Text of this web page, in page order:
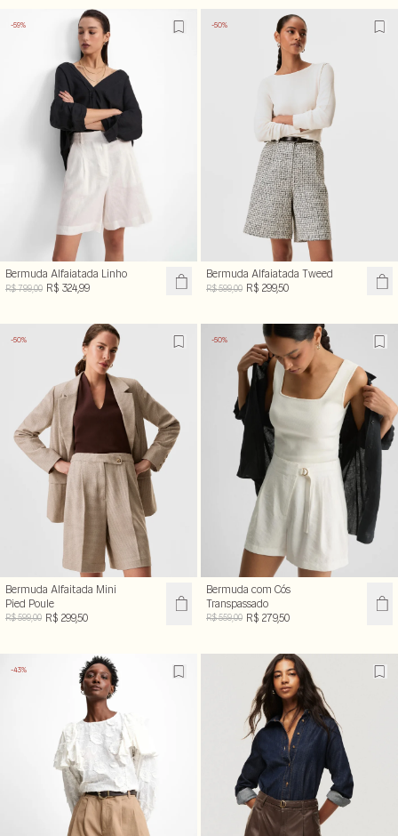
-59%
Bermuda Alfaiatada Linho
R$ 799,00 R$ 324,99
-50%
Bermuda Alfaiatada Tweed
R$ 599,00 R$ 299,50
-50%
Bermuda Alfaitada Mini
Pied Poule
R$ 599,00 R$ 299,50
-50%
Bermuda com Cós
Transpassado
R$ 559,00 R$ 279,50
-43%